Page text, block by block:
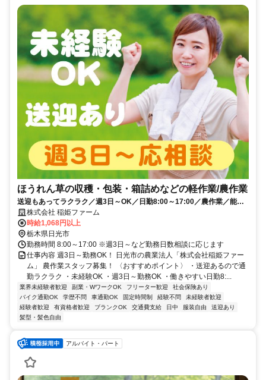
ほうれん草の収穫・包装・箱詰めなどの軽作業/農作業
送迎もあってラクラク／週3日～OK／日勤8:00～17:00／農作業／能力
給あり／未経験OK／日光市
株式会社 稲姫ファーム
時給1,068円以上
栃木県日光市
勤務時間 8:00～17:00 ※週3日～など勤務日数相談に応じます
仕事内容 週3日～勤務OK！ 日光市の農業法人「株式会社稲姫ファー
ム」 農作業スタッフ募集！ 〈おすすめポイント〉 ・送迎あるので通
勤ラクラク ・未経験OK ・週3日～勤務OK ・働きやすい日勤8:...
業界未経験者歓迎 副業・WワークOK フリーター歓迎
社会保険あり
バイク通勤OK
学歴不問 車通勤OK 固定時間制 経験不問
未経験者歓迎
経験者歓迎
有資格者歓迎 ブランクOK 交通費支給 日中 服装自由
送迎あり
髪型・髪色自由
アルバイト・パート